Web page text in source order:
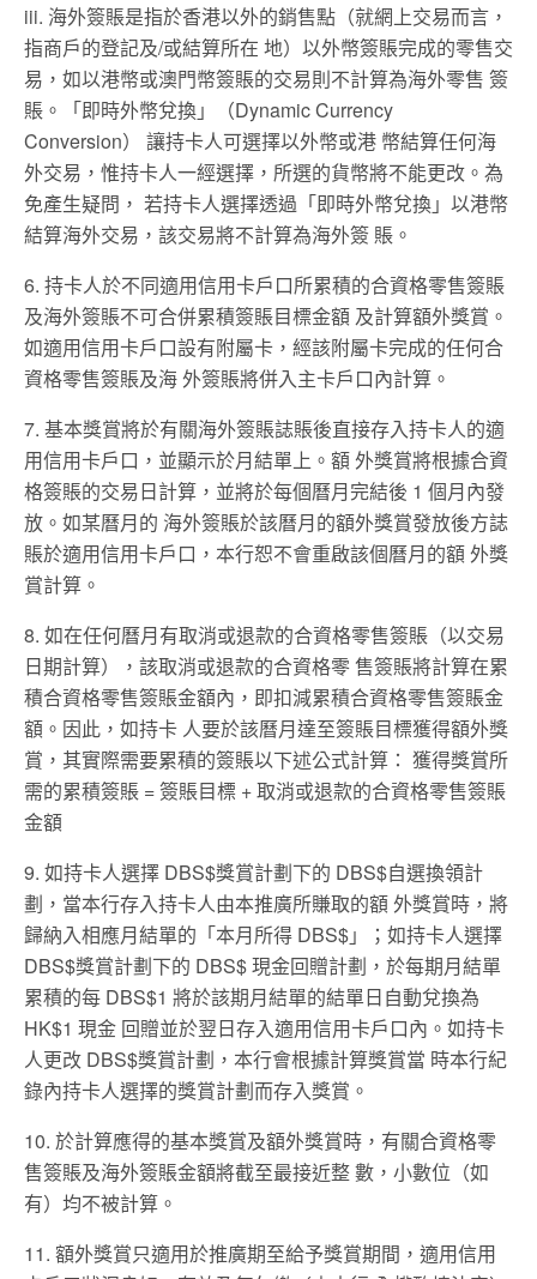
iii. 海外簽賬是指於香港以外的銷售點（就網上交易而言，
指商戶的登記及/或結算所在 地）以外幣簽賬完成的零售交
易，如以港幣或澳門幣簽賬的交易則不計算為海外零售 簽
賬。「即時外幣兌換」（Dynamic Currency
Conversion） 讓持卡人可選擇以外幣或港 幣結算任何海
外交易，惟持卡人一經選擇，所選的貨幣將不能更改。為
免產生疑問， 若持卡人選擇透過「即時外幣兌換」以港幣
結算海外交易，該交易將不計算為海外簽 賬。
6. 持卡人於不同適用信用卡戶口所累積的合資格零售簽賬
及海外簽賬不可合併累積簽賬目標金額 及計算額外獎賞。
如適用信用卡戶口設有附屬卡，經該附屬卡完成的任何合
資格零售簽賬及海 外簽賬將併入主卡戶口內計算。
7. 基本獎賞將於有關海外簽賬誌賬後直接存入持卡人的適
用信用卡戶口，並顯示於月結單上。額 外獎賞將根據合資
格簽賬的交易日計算，並將於每個曆月完結後 1 個月內發
放。如某曆月的 海外簽賬於該曆月的額外獎賞發放後方誌
賬於適用信用卡戶口，本行恕不會重啟該個曆月的額 外獎
賞計算。
8. 如在任何曆月有取消或退款的合資格零售簽賬（以交易
日期計算），該取消或退款的合資格零 售簽賬將計算在累
積合資格零售簽賬金額內，即扣減累積合資格零售簽賬金
額。因此，如持卡 人要於該曆月達至簽賬目標獲得額外獎
賞，其實際需要累積的簽賬以下述公式計算： 獲得獎賞所
需的累積簽賬 = 簽賬目標 + 取消或退款的合資格零售簽賬
金額
9. 如持卡人選擇 DBS$獎賞計劃下的 DBS$自選換領計
劃，當本行存入持卡人由本推廣所賺取的額 外獎賞時，將
歸納入相應月結單的「本月所得 DBS$」；如持卡人選擇
DBS$獎賞計劃下的 DBS$ 現金回贈計劃，於每期月結單
累積的每 DBS$1 將於該期月結單的結單日自動兌換為
HK$1 現金 回贈並於翌日存入適用信用卡戶口內。如持卡
人更改 DBS$獎賞計劃，本行會根據計算獎賞當 時本行紀
錄內持卡人選擇的獎賞計劃而存入獎賞。
10. 於計算應得的基本獎賞及額外獎賞時，有關合資格零
售簽賬及海外簽賬金額將截至最接近整 數，小數位（如
有）均不被計算。
11. 額外獎賞只適用於推廣期至給予獎賞期間，適用信用